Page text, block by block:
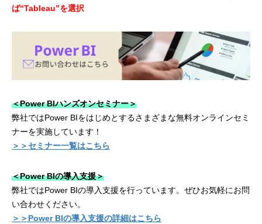
ば“Tableau”を選択
＜Power BIハンズオンセミナー＞
弊社ではPower BIをはじめとするさまざまな無料オンラインセミ
ナーを実施しています！
＞＞セミナー一覧はこちら
＜Power BIの導入支援＞
弊社ではPower BIの導入支援を行っています。ぜひお気軽にお問
い合わせください。
＞＞Power BIの導入支援の詳細はこちら